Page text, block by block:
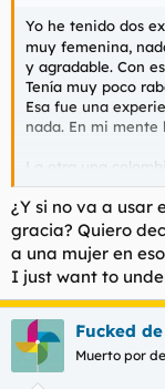
Yo he tenido dos
muy femenina,
y agradable. Con
Tenía muy poco
Esa fue una
nada. En mi mente
La otra una
sentía muy a
De eso han
vuelto a repetir,
me lo pienso.
¿Y si no va a usar
gracia? Quiero
a una mujer en
I just want to
Fucked
Muerto por